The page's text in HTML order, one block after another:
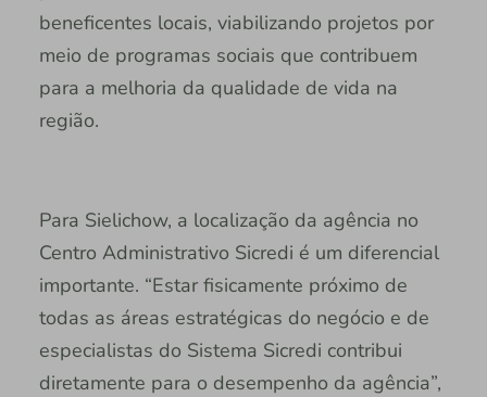
beneficentes locais, viabilizando projetos por
meio de programas sociais que contribuem
para a melhoria da qualidade de vida na
região.
Para Sielichow, a localização da agência no
Centro Administrativo Sicredi é um diferencial
importante. “Estar fisicamente próximo de
todas as áreas estratégicas do negócio e de
especialistas do Sistema Sicredi contribui
diretamente para o desempenho da agência”,